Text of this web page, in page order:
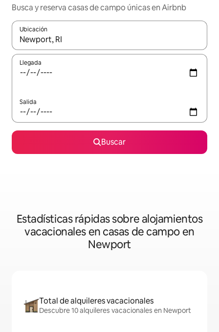
Busca y reserva casas de campo únicas en Airbnb
Ubicación
Cuando los resultados estén disponibles, navega con las
Llegada
Salida
Buscar
Estadísticas rápidas sobre alojamientos
vacacionales en casas de campo en
Newport
Total de alquileres vacacionales
Descubre 10 alquileres vacacionales en Newport